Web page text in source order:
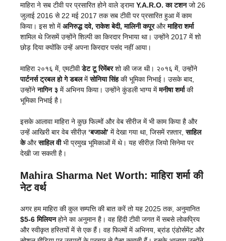
माहिरा ने सब टीवी पर प्रसारित होने वाले ड्रामाY.A.R.O. का टशनजो 26
जुलाई 2016 से 22 मई 2017 तक सब टीवी पर प्रसारित हुआ में काम
किया। इस शो मेंअनिरुद्ध दवे, राकेश बेदी, मालिनी कपूरऔरमाहिरा शर्मा
शामिल थे जिसमें उन्होंने शिल्पी का किरदार निभाया था। उन्होंने 2017 में शो
छोड़ दिया क्योंकि उन्हें अपना किरदार पसंद नहीं आया।
माहिरा २०१६ में, एमटीवीडेट टू रिमेंबरशो की जज थी। २०१६ में, उन्होंने
पार्टनर्स ट्रबल हो गे डबलमेंसोनिया सिंहकी भूमिका निभाई। उसके बाद,
उन्होंनेनागिन ३ में अभिनय किया। उन्होंने कुंडली भाग्य मेंमनीषा शर्माकी
भूमिका निभाई है।
इसके आलावा माहिरा ने कुछ फिल्मों और वेब सीरीज में भी काम किया है और
उन्हें आखिरी बार वेब सीरीज़ ‘बजाओ’ में देखा गया था, जिसमें रफ़्तार,साहिल
केऔरसाहिल वीभी प्रमुख भूमिकाओं में थे। यह सीरीज़ जियो सिनेमा पर
देखी जा सकती है।
Mahira Sharma Net Worth: माहिरा शर्मा की
नेट वर्थ
अगर हम माहिरा की कुल सम्पत्ति की बात करें तो यह 2025 तक, अनुमानित
$5-6 मिलियनहोने का अनुमान है। वह हिंदी टीवी जगत में सबसे लोकप्रिय
और स्वीकृत हस्तियों में से एक हैं। वह फिल्मों में अभिनय, ब्रांड एंडोर्समेंट और